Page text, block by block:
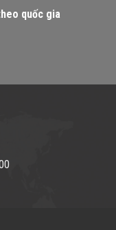
quốc gia